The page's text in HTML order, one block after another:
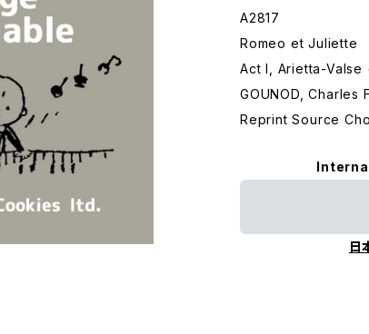
A2817
Romeo et Juliette
Act I, Arietta-
GOUNOD, Charles
Reprint Source
日